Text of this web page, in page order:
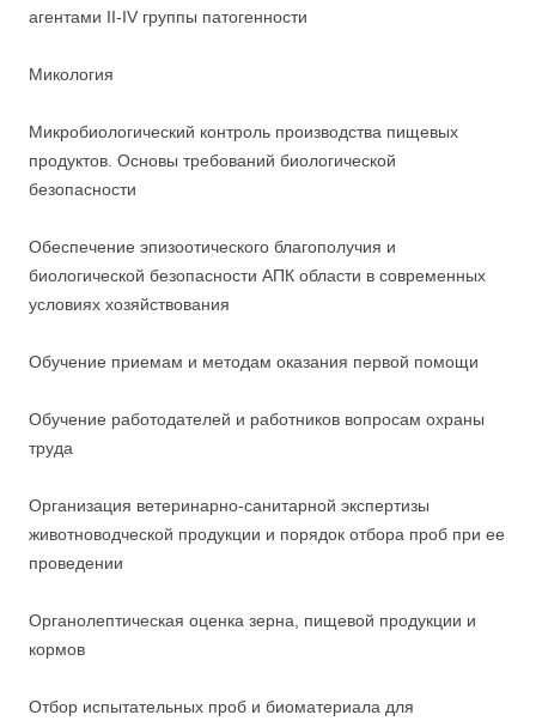
агентами II-IV группы патогенности
Микология
Микробиологический контроль производства пищевых
продуктов. Основы требований биологической
безопасности
Обеспечение эпизоотического благополучия и
биологической безопасности АПК области в современных
условиях хозяйствования
Обучение приемам и методам оказания первой помощи
Обучение работодателей и работников вопросам охраны
труда
Организация ветеринарно-санитарной экспертизы
животноводческой продукции и порядок отбора проб при ее
проведении
Органолептическая оценка зерна, пищевой продукции и
кормов
Отбор испытательных проб и биоматериала для